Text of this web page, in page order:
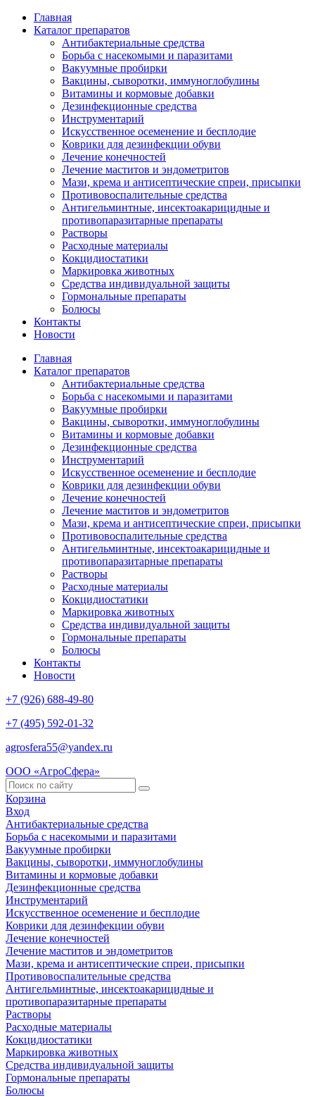
Главная
Каталог препаратов
Антибактериальные средства
Борьба с насекомыми и паразитами
Вакуумные пробирки
Вакцины, сыворотки, иммуноглобулины
Витамины и кормовые добавки
Дезинфекционные средства
Инструментарий
Искусственное осеменение и бесплодие
Коврики для дезинфекции обуви
Лечение конечностей
Лечение маститов и эндометритов
Мази, крема и антисептические спреи, присыпки
Противовоспалительные средства
Антигельминтные, инсектоакарицидные и
противопаразитарные препараты
Растворы
Расходные материалы
Кокцидиостатики
Маркировка животных
Средства индивидуальной защиты
Гормональные препараты
Болюсы
Контакты
Новости
Главная
Каталог препаратов
Антибактериальные средства
Борьба с насекомыми и паразитами
Вакуумные пробирки
Вакцины, сыворотки, иммуноглобулины
Витамины и кормовые добавки
Дезинфекционные средства
Инструментарий
Искусственное осеменение и бесплодие
Коврики для дезинфекции обуви
Лечение конечностей
Лечение маститов и эндометритов
Мази, крема и антисептические спреи, присыпки
Противовоспалительные средства
Антигельминтные, инсектоакарицидные и
противопаразитарные препараты
Растворы
Расходные материалы
Кокцидиостатики
Маркировка животных
Средства индивидуальной защиты
Гормональные препараты
Болюсы
Контакты
Новости
+7 (926) 688-49-80
+7 (495) 592-01-32
agrosfera55@yandex.ru
ООО «АгроСфера»
Корзина
Вход
Антибактериальные средства
Борьба с насекомыми и паразитами
Вакуумные пробирки
Вакцины, сыворотки, иммуноглобулины
Витамины и кормовые добавки
Дезинфекционные средства
Инструментарий
Искусственное осеменение и бесплодие
Коврики для дезинфекции обуви
Лечение конечностей
Лечение маститов и эндометритов
Мази, крема и антисептические спреи, присыпки
Противовоспалительные средства
Антигельминтные, инсектоакарицидные и
противопаразитарные препараты
Растворы
Расходные материалы
Кокцидиостатики
Маркировка животных
Средства индивидуальной защиты
Гормональные препараты
Болюсы